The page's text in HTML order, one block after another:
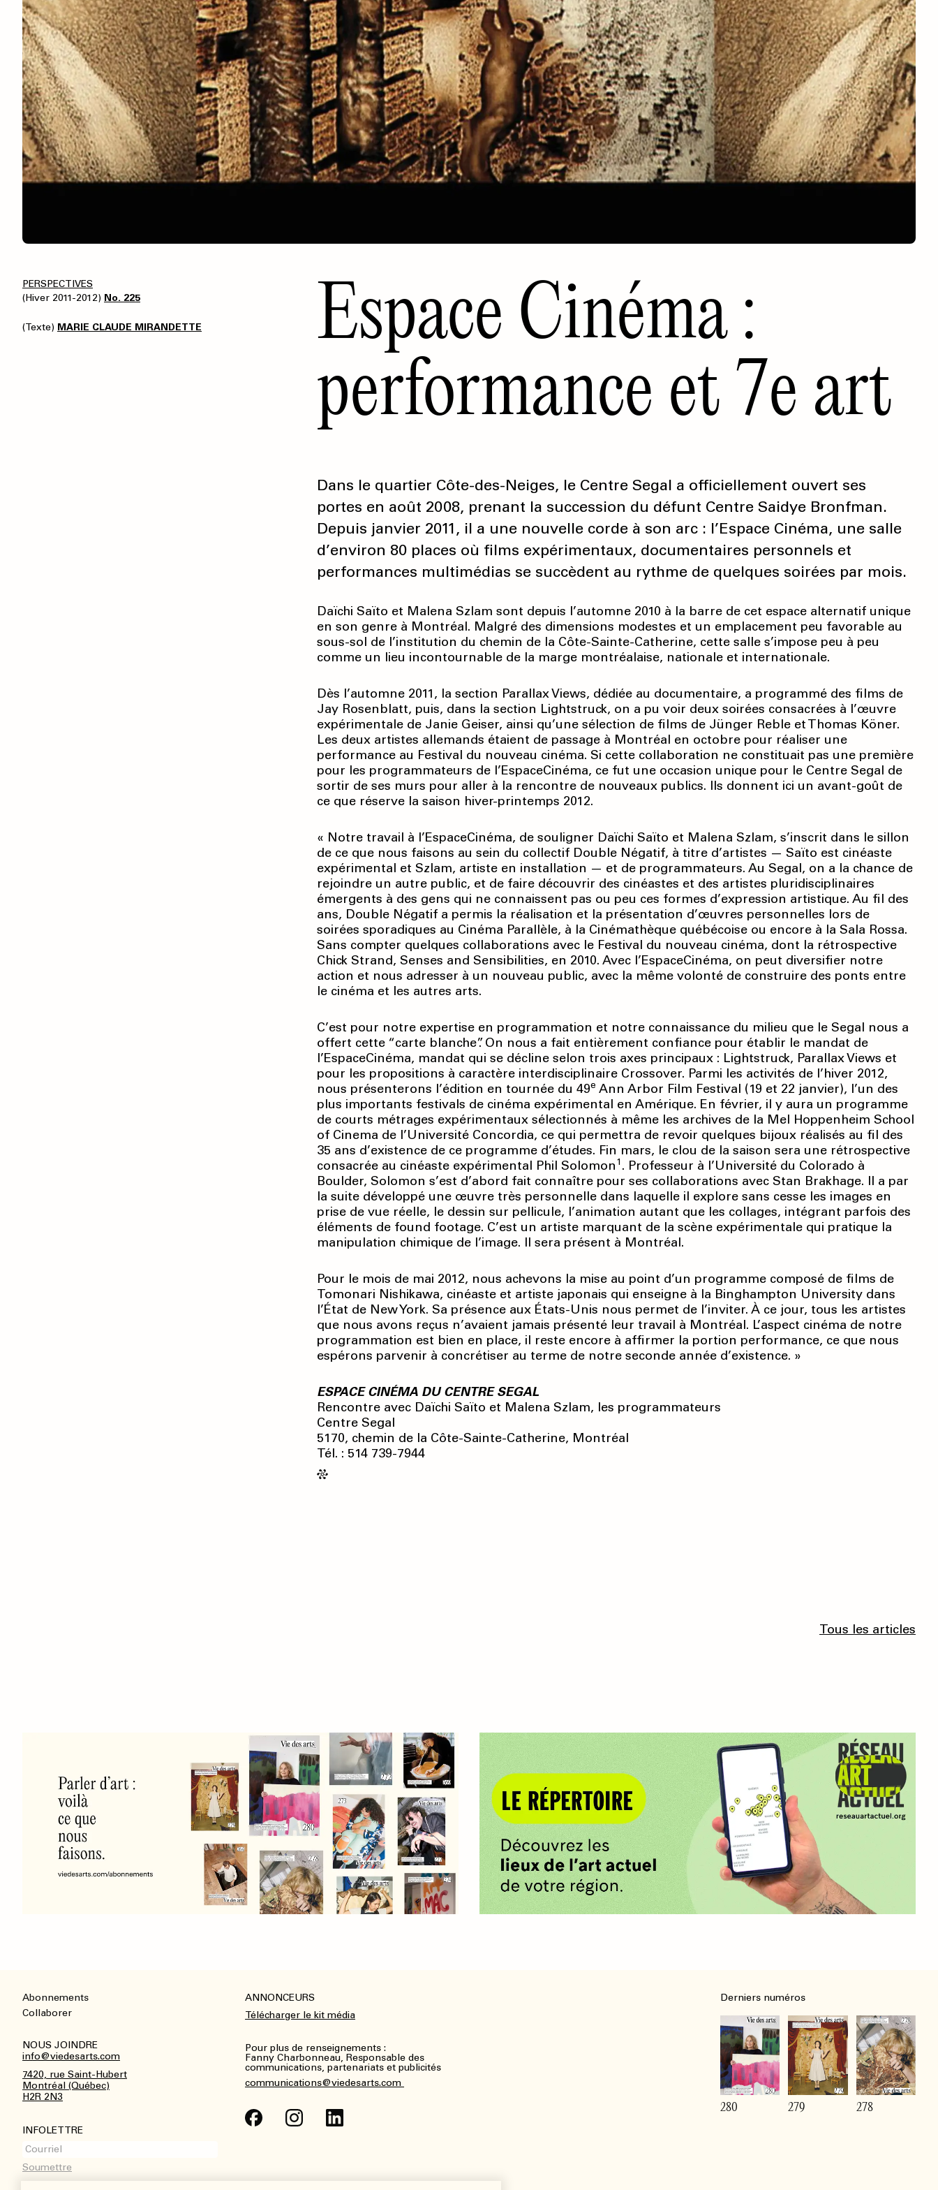
PERSPECTIVES
(Hiver 2011-2012) No. 225
(Texte) MARIE CLAUDE MIRANDETTE
Espace Cinéma :
performance et 7e art
Dans le quartier Côte-des-Neiges, le Centre Segal a officiellement ouvert ses
portes en août 2008, prenant la succession du défunt Centre Saidye Bronfman.
Depuis janvier 2011, il a une nouvelle corde à son arc : l’Espace Cinéma, une salle
d’environ 80 places où films expérimentaux, documentaires personnels et
performances multimédias se succèdent au rythme de quelques soirées par mois.
Daïchi Saïto et Malena Szlam sont depuis l’automne 2010 à la barre de cet espace alternatif unique
en son genre à Montréal. Malgré des dimensions modestes et un emplacement peu favorable au
sous-sol de l’institution du chemin de la Côte-Sainte-Catherine, cette salle s’impose peu à peu
comme un lieu incontournable de la marge montréalaise, nationale et internationale.
Dès l’automne 2011, la section Parallax Views, dédiée au documentaire, a programmé des films de
Jay Rosenblatt, puis, dans la section Lightstruck, on a pu voir deux soirées consacrées à l’œuvre
expérimentale de Janie Geiser, ainsi qu’une sélection de films de Jünger Reble et Thomas Köner.
Les deux artistes allemands étaient de passage à Montréal en octobre pour réaliser une
performance au Festival du nouveau cinéma. Si cette collaboration ne constituait pas une première
pour les programmateurs de l’EspaceCinéma, ce fut une occasion unique pour le Centre Segal de
sortir de ses murs pour aller à la rencontre de nouveaux publics. Ils donnent ici un avant-goût de
ce que réserve la saison hiver-printemps 2012.
« Notre travail à l’EspaceCinéma, de souligner Daïchi Saïto et Malena Szlam, s’inscrit dans le sillon
de ce que nous faisons au sein du collectif Double Négatif, à titre d’artistes — Saïto est cinéaste
expérimental et Szlam, artiste en installation — et de programmateurs. Au Segal, on a la chance de
rejoindre un autre public, et de faire découvrir des cinéastes et des artistes pluridisciplinaires
émergents à des gens qui ne connaissent pas ou peu ces formes d’expression artistique. Au fil des
ans, Double Négatif a permis la réalisation et la présentation d’œuvres personnelles lors de
soirées sporadiques au Cinéma Parallèle, à la Cinémathèque québécoise ou encore à la Sala Rossa.
Sans compter quelques collaborations avec le Festival du nouveau cinéma, dont la rétrospective
Chick Strand, Senses and Sensibilities, en 2010. Avec l’EspaceCinéma, on peut diversifier notre
action et nous adresser à un nouveau public, avec la même volonté de construire des ponts entre
le cinéma et les autres arts.
C’est pour notre expertise en programmation et notre connaissance du milieu que le Segal nous a
offert cette “carte blanche”. On nous a fait entièrement confiance pour établir le mandat de
l’EspaceCinéma, mandat qui se décline selon trois axes principaux : Lightstruck, Parallax Views et
pour les propositions à caractère interdisciplinaire Crossover. Parmi les activités de l’hiver 2012,
nous présenterons l’édition en tournée du 49e Ann Arbor Film Festival (19 et 22 janvier), l’un des
plus importants festivals de cinéma expérimental en Amérique. En février, il y aura un programme
de courts métrages expérimentaux sélectionnés à même les archives de la Mel Hoppenheim School
of Cinema de l’Université Concordia, ce qui permettra de revoir quelques bijoux réalisés au fil des
35 ans d’existence de ce programme d’études. Fin mars, le clou de la saison sera une rétrospective
consacrée au cinéaste expérimental Phil Solomon1 . Professeur à l’Université du Colorado à
Boulder, Solomon s’est d’abord fait connaître pour ses collaborations avec Stan Brakhage. Il a par
la suite développé une œuvre très personnelle dans laquelle il explore sans cesse les images en
prise de vue réelle, le dessin sur pellicule, l’animation autant que les collages, intégrant parfois des
éléments de found footage. C’est un artiste marquant de la scène expérimentale qui pratique la
manipulation chimique de l’image. Il sera présent à Montréal.
Pour le mois de mai 2012, nous achevons la mise au point d’un programme composé de films de
Tomonari Nishikawa, cinéaste et artiste japonais qui enseigne à la Binghampton University dans
l’État de New York. Sa présence aux États-Unis nous permet de l’inviter. À ce jour, tous les artistes
que nous avons reçus n’avaient jamais présenté leur travail à Montréal. L’aspect cinéma de notre
programmation est bien en place, il reste encore à affirmer la portion performance, ce que nous
espérons parvenir à concrétiser au terme de notre seconde année d’existence. »
ESPACE CINÉMA DU CENTRE SEGAL
Rencontre avec Daïchi Saïto et Malena Szlam, les programmateurs
Centre Segal
5170, chemin de la Côte-Sainte-Catherine, Montréal
Tél. : 514 739-7944
Tous les articles
Abonnements
Collaborer
NOUS JOINDRE
info@viedesarts.com
7420, rue Saint-Hubert
Montréal (Québec)
H2R 2N3
INFOLETTRE
ANNONCEURS
Télécharger le kit média
Pour plus de renseignements :
Fanny Charbonneau, Responsable des
communications, partenariats et publicités
communications@viedesarts.com
Derniers numéros
280 279 278